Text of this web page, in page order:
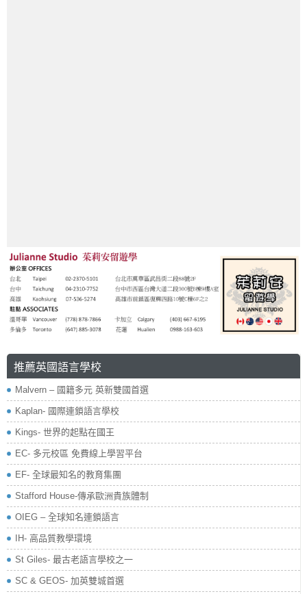
推薦英國語言學校
Malvern – 國籍多元 英新雙國首選
Kaplan- 國際連鎖語言學校
Kings- 世界的起點在國王
EC- 多元校區 免費線上學習平台
EF- 全球最知名的教育集團
Stafford House-傳承歐洲貴族體制
OIEG – 全球知名連鎖語言
IH- 高品質教學環境
St Giles- 最古老語言學校之一
SC & GEOS- 加英雙城首選